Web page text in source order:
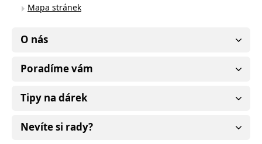
Mapa stránek
O nás
Poradíme vám
Tipy na dárek
Nevíte si rady?